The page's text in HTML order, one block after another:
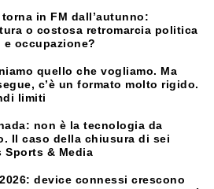
torna in FM dall’autunno:
o costosa retromarcia politica
occupazione?
quello che vogliamo. Ma
c’è un formato molto rigido.
limiti
non è la tecnologia da
Il caso della chiusura di sei
Sports & Media
device connessi crescono